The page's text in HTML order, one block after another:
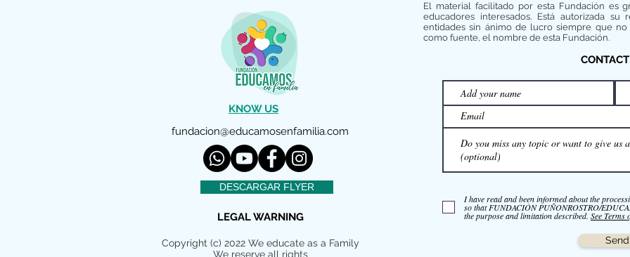
KNOW US
fundacion@educamosenfamilia.com
DESCARGAR FLYER
LEGAL WARNING
Copyright (c) 2022 We educate as a Family
We reserve all rights
El material facilitado por esta Fundación es
educadores interesados. Está autorizada
entidades sin ánimo de lucro siempre que
como fuente, el nombre de esta Fundación.
I have read and been informed about the
so that FUNDACIÓN PUÑONROSTRO/
the purpose and limitation described. See Terms
Send